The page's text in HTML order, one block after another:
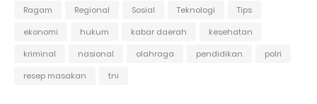
Ragam
Regional Sosial Teknologi
Tips
ekonomi
hukum kabar daerah
kesehatan
kriminal
nasional olahraga pendidikan
polri
resep masakan
tni